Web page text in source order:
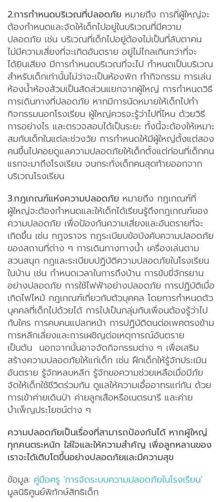
2.การกำหนดบริเวณที่ปลอดภัยหมายถึง การที่ผู้ใหญ่จะ
ต้องกำหนดและจัดให้เด็กไปอยู่ในบริเวณที่มีความ
ปลอดภัย เช่น บริเวณที่เด็กไปอยู่ต้องไม่เป็นที่ลับตาคน
ไม่มีความเสี่ยงที่จะเกิดอันตราย อยู่ไม่ไกลเกินกว่าที่จะ
ได้ยินเสียง มีการกำหนดบริเวณที่จะไป กำหนดเป็นบริเวณ
สำหรับเด็กเท่านั้นไม่ว่าจะเป็นห้องพัก ทำกิจกรรม การเล่น
ห้องน้ำห้องส้วมเป็นสัดส่วนแยกจากผู้ใหญ่ การกำหนดวิธี
การเดินทางที่ปลอดภัย หากมีการนัดหมายให้เด็กไปทำ
กิจกรรมนอกโรงเรียน ผู้ใหญ่ควรจะรู้ว่าไปที่ไหน ด้วยวิธี
การอย่างไร และตรวจสอบได้เป็นระยะ ทั้งนี้จะต้องให้เหมาะ
สมกับเด็กในแต่ละช่วงวัย การกำหนดให้มีผู้ใหญ่ตั้งแต่สอง
คนขึ้นไปคอยดูแลความปลอดภัยให้เด็กตั้งแต่ก่อนที่เด็กคน
แรกจะมาถึงโรงเรียน จนกระทั่งเด็กคนสุดท้ายออกจาก
บริเวณโรงเรียน
3.กฎเกณฑ์แห่งความปลอดภัยหมายถึง กฎเกณฑ์ที่
ผู้ใหญ่จะต้องกำหนดและให้เด็กได้เรียนรู้ถึงกฎเกณฑ์ของ
ความปลอดภัย เพื่อป้องกันความเสี่ยงและอันตรายที่จะ
เกิดขึ้น เช่น กฎจราจร กฎระเบียบข้อบังคับความปลอดภัย
ของสถานที่ต่าง ๆ การเดินทางทางน้ำ เครื่องเล่นตาม
สวนสนุก กฎและระเบียบปฏิบัติความปลอดภัยในโรงเรียน
ในบ้าน เช่น กำหนดเวลาในการถึงบ้าน การขับขี่จักรยาน
อย่างปลอดภัย การใช้ไฟฟ้าอย่างปลอดภัย การปฏิบัติเมื่อ
เกิดไฟไหม้ กฎเกณฑ์เกี่ยวกับตัวบุคคล โดยการกำหนดตัว
บุคคลที่เด็กไปด้วยได้ การไปเป็นกลุ่มกับเพื่อนต้องรู้ว่าไป
กับใคร การคบคนแปลกหน้า การปฏิบัติตนต่อเพศตรงข้าม
การหลีกเลี่ยงและการเผชิญต่อเหตุการณ์อันตราย
เป็นต้น นอกจากนั้นอาจจัดกิจกรรมต่าง ๆ เพื่อเสริม
สร้างความปลอดภัยให้แก่เด็ก เช่น ฝึกเด็กให้รู้จักประเมิน
อันตราย รู้จักหลบหลีก รู้จักขอความช่วยเหลือเมื่อมีภัย
จัดให้เด็กใช้ชีวิตร่วมกัน ดูแลให้ความเอื้ออาทรแก่กัน ด้วย
การเข้าค่ายเดินป่า ค่ายลูกเสือหรือเนตรนารี และค่าย
บำเพ็ญประโยชน์ต่าง ๆ
ความปลอดภัยเป็นเรื่องที่สามารถป้องกันได้ หากผู้ใหญ่
ทุกคนตระหนัก ใส่ใจและให้ความสำคัญ เพื่อลูกหลานของ
เราจะได้เติบโตขึ้นอย่างปลอดภัยและมีความสุข
ข้อมูล: คู่มือครู 'การจัดระบบความปลอดภัยในโรงเรียน'
มูลนิธิศูนย์พิทักษ์สิทธิเด็ก